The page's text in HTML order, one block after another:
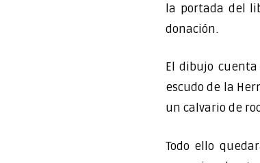
la portada del
donación.
El dibujo
escudo de la
un calvario de
Todo ello